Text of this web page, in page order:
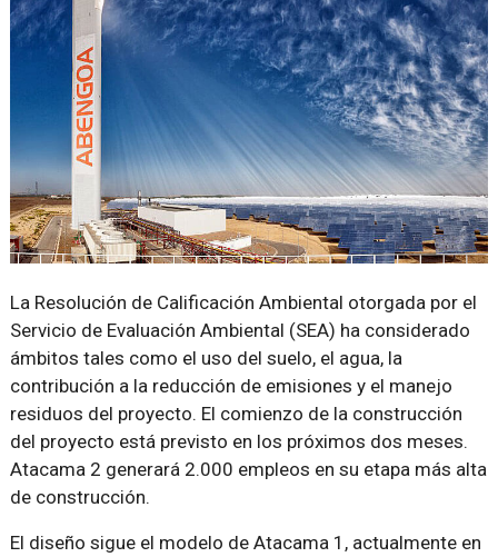
La Resolución de Calificación Ambiental otorgada por el
Servicio de Evaluación Ambiental (SEA) ha considerado
ámbitos tales como el uso del suelo, el agua, la
contribución a la reducción de emisiones y el manejo
residuos del proyecto. El comienzo de la construcción
del proyecto está previsto en los próximos dos meses.
Atacama 2 generará 2.000 empleos en su etapa más alta
de construcción.
El diseño sigue el modelo de Atacama 1, actualmente en